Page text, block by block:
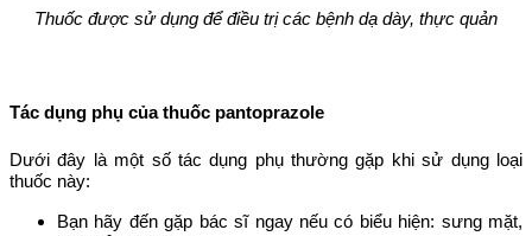
Thuốc được sử dụng để điều trị các bệnh dạ dày, thực quản
Tác dụng phụ của thuốc pantoprazole
Dưới đây là một số tác dụng phụ thường gặp khi sử dụng loại
thuốc này:
Bạn hãy đến gặp bác sĩ ngay nếu có biểu hiện: sưng mặt,